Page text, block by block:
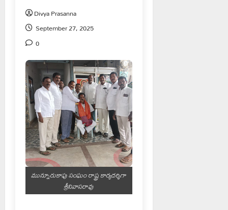
Divya Prasanna
September 27, 2025
0
మున్నూరుకాపు సంఘం రాష్ట్ర కార్యదర్శిగా
శ్రీనివాసరావు